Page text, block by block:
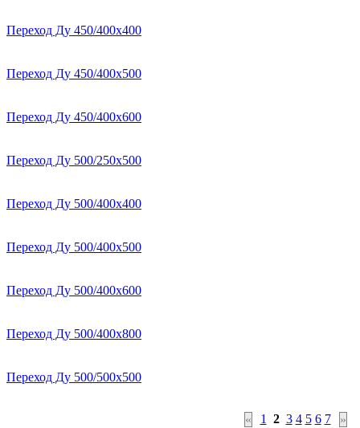
Переход Ду 450/400х400
Переход Ду 450/400х500
Переход Ду 450/400х600
Переход Ду 500/250х500
Переход Ду 500/400х400
Переход Ду 500/400х500
Переход Ду 500/400х600
Переход Ду 500/400х800
Переход Ду 500/500х500
« 1 2 3 4 5 6 7 »